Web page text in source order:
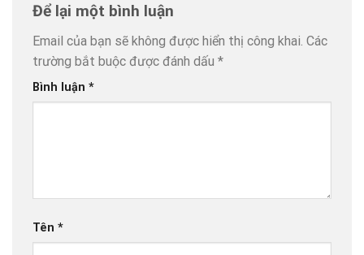
Để lại một bình luận
Email của bạn sẽ không được hiển thị công khai. Các
trường bắt buộc được đánh dấu *
Bình luận *
Tên *